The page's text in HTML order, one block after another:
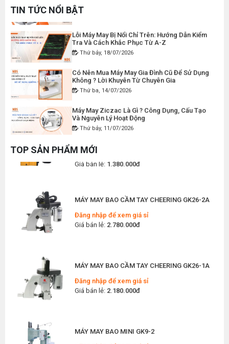
TIN TỨC NỔI BẬTThứ tư, 22/07/2026
Tra Và Cách Khắc Phục Từ A-Z
Thứ bảy, 18/07/2026
Không ? Lời Khuyên Từ Chuyên Gia
Thứ ba, 14/07/2026
Và Nguyên Lý Hoạt Động
Thứ bảy, 11/07/2026
Đúng Kỹ Thuật
Thứ bảy, 04/07/2026
Top 5 Máy May Gia Đình Đáng Mua Nhất Hiện
Nay 2026
Nguyên Lý Hoạt Động Chi Tiết
Hướng Dẫn Cách Sửa Bàn Ủi Hơi Nước Tại Nhà
Máy Khoan Lấy Dấu Vải Là Gì? Hướng Dẫn Chọn
Mua Cho Xưởng May Hiệu Quả
TOP SẢN PHẨM MỚI
Đăng nhập để xem giá sỉ
Giá bán lẻ:
MÁY MAY BAO CẦM TAY CHẠY PIN GK9-520
Đăng nhập để xem giá sỉ
Giá bán lẻ: 2.400.000đ
MÁY MAY BAO CẦM TAY GK9-500 KHÔNG BÌNH
DẦU
Giá bán lẻ:
Đăng nhập để xem giá sỉ
Giá bán lẻ: 2.780.000đ
Đăng nhập để xem giá sỉ
Giá bán lẻ: 2.180.000đ
Đăng nhập để xem giá sỉ